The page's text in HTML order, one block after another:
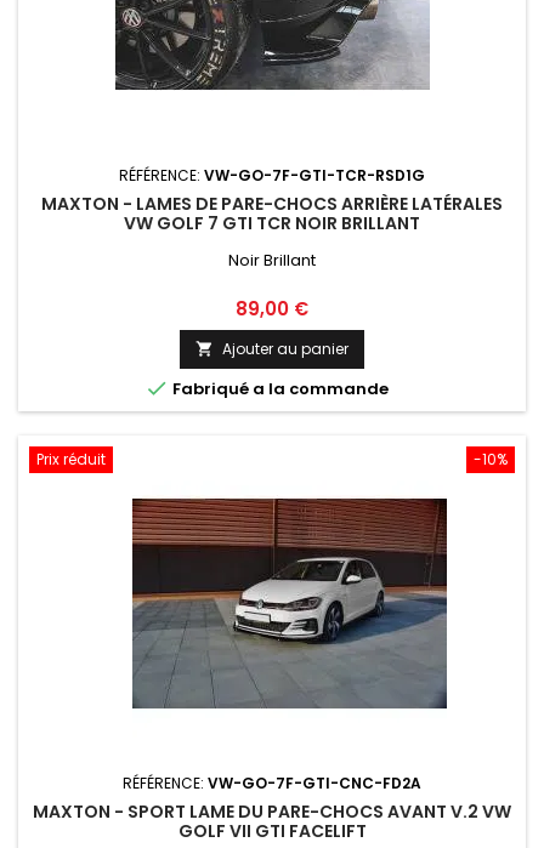
RÉFÉRENCE: VW-GO-7F-GTI-TCR-RSD1G
MAXTON - LAMES DE PARE-CHOCS ARRIÈRE LATÉRALES
VW GOLF 7 GTI TCR NOIR BRILLANT
Noir Brillant
Prix
89,00 €
 Ajouter au panier
 Fabriqué a la commande
-10%
Prix réduit
RÉFÉRENCE: VW-GO-7F-GTI-CNC-FD2A
MAXTON - SPORT LAME DU PARE-CHOCS AVANT V.2 VW
GOLF VII GTI FACELIFT